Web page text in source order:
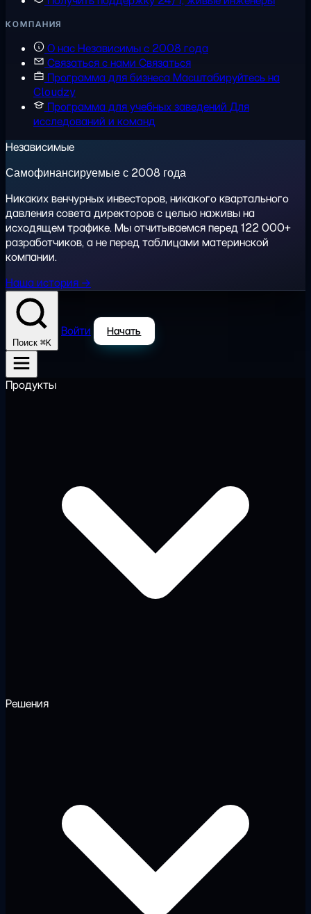
КОМПАНИЯ
О насНезависимы с 2008 года
Связаться с нами Связаться
Программа для бизнесаМасштабируйтесь на
Cloudzy
Программа для учебных заведений Для
исследований и команд
Независимые
Самофинансируемые с 2008 года
Никаких венчурных инвесторов, никакого квартального
давления совета директоров с целью наживы на
исходящем трафике. Мы отчитываемся перед 122 000+
разработчиков, а не перед таблицами материнской
компании.
Наша история →
Поиск ⌘K
Войти Начать
Продукты
Решения